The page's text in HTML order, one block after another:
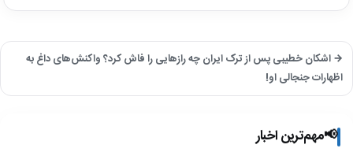
→ اشکان خطیبی پس از ترک ایران چه رازهایی را فاش کرد؟ واکنش‌های داغ به
اظهارات جنجالی او!
📢مهم‌ترین اخبار